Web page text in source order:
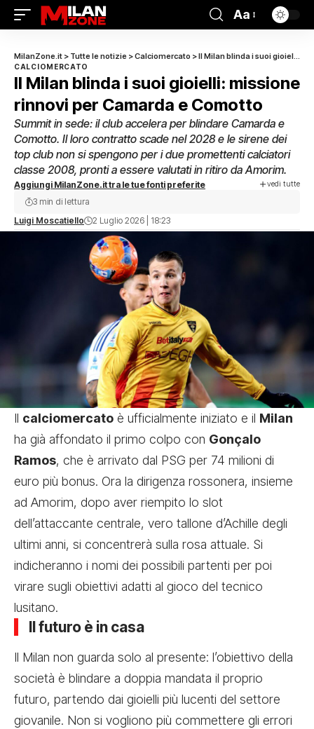
Aa
MilanZone.it > Tutte le notizie >Calciomercato >Il Milan blinda i suoi gioielli: missione rinnovi per Camarda e Comotto
CALCIOMERCATO
Il Milan blinda i suoi gioielli: missione
rinnovi per Camarda e Comotto
Summit in sede: il club accelera per blindare Camarda e
Comotto. Il loro contratto scade nel 2028 e le sirene dei
top club non si spengono per i due promettenti calciatori
classe 2008, pronti a essere valutati in ritiro da Amorim.
Aggiungi MilanZone.it tra le tue fonti preferite vedi tutte
Luigi Moscatiello 2 Luglio 2026 | 18:23
3 min di lettura
Il calciomercato è ufficialmente iniziato e il Milan
ha già affondato il primo colpo con Gonçalo
Ramos, che è arrivato dal PSG per 74 milioni di
euro più bonus. Ora la dirigenza rossonera, insieme
ad Amorim, dopo aver riempito lo slot
dell’attaccante centrale, vero tallone d’Achille degli
ultimi anni, si concentrerà sulla rosa attuale. Si
indicheranno i nomi dei possibili partenti per poi
virare sugli obiettivi adatti al gioco del tecnico
lusitano.
Il futuro è in casa
Il Milan non guarda solo al presente: l’obiettivo della
società è blindare a doppia mandata il proprio
futuro, partendo dai gioielli più lucenti del settore
giovanile. Non si vogliono più commettere gli errori